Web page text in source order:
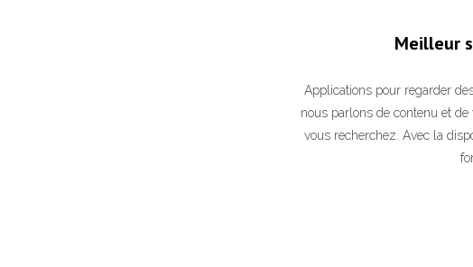
Meilleur
Applications pour regarder
nous parlons de contenu et
vous recherchez. Avec la